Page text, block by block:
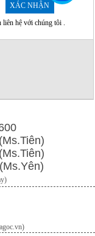
XÁC NHẬN
hệ với chúng tôi .